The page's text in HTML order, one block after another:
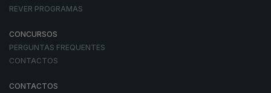
REVER PROGRAMAS
CONCURSOS
PERGUNTAS FREQUENTES
CONTACTOS
CONTACTOS